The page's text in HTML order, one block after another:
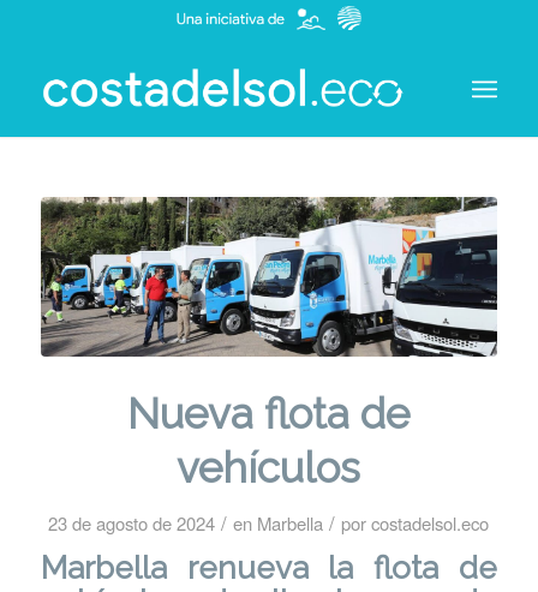
Nueva flota de
vehículos
23 de agosto de 2024 / en Marbella / porcostadelsol.eco
Marbella renueva la flota de